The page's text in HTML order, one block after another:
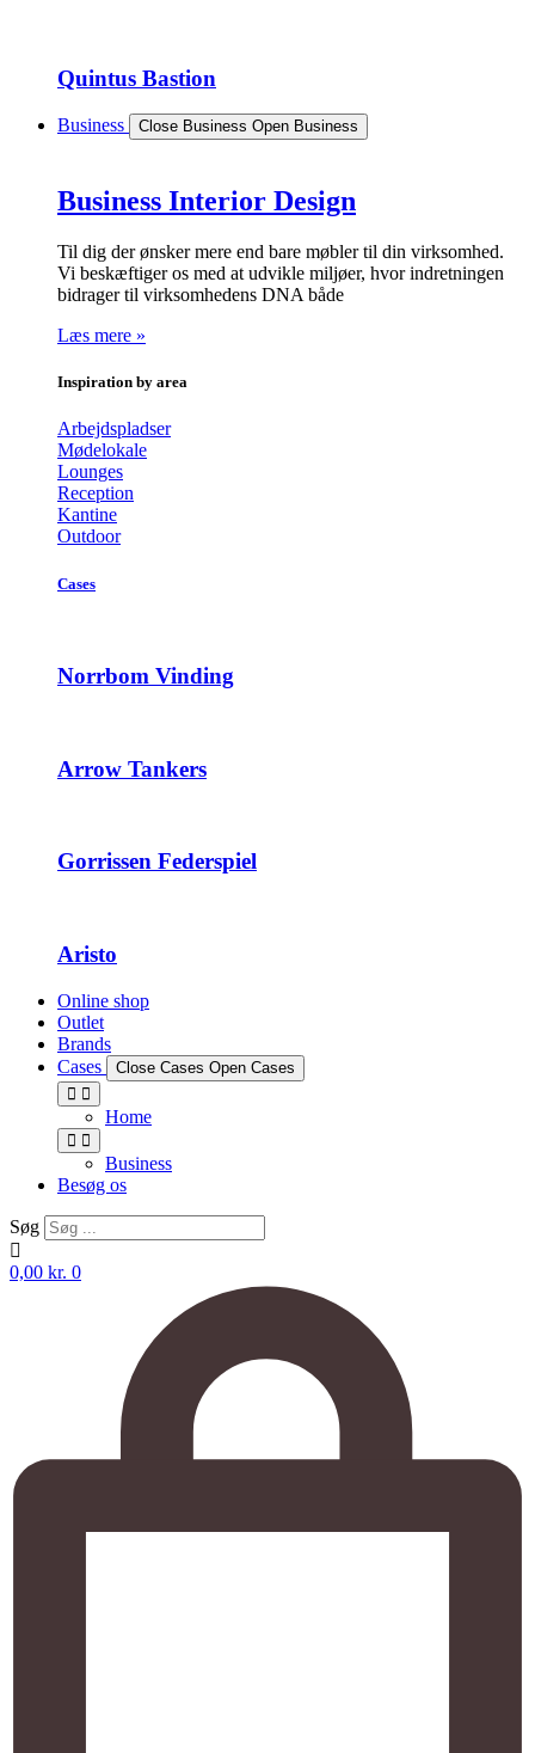
Quintus Bastion
Business Close Business Open Business
Business Interior Design
Til dig der ønsker mere end bare møbler til din virksomhed.
Vi beskæftiger os med at udvikle miljøer, hvor indretningen
bidrager til virksomhedens DNA både
Læs mere »
Inspiration by area
Arbejdspladser
Mødelokale
Lounges
Reception
Kantine
Outdoor
Cases
Norrbom Vinding
Arrow Tankers
Gorrissen Federspiel
Aristo
Online shop
Outlet
Brands
Cases
Close Cases Open Cases
Home
Business
Besøg os
Søg
0,00 kr. 0